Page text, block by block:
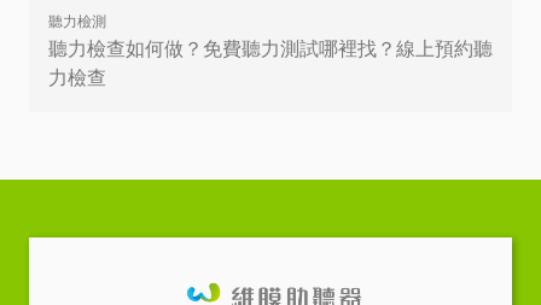
聽力檢測
聽力檢查如何做？免費聽力測試哪裡找？線上預約聽
力檢查